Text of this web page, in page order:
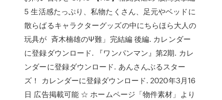
5 生活感たっぷり、私物たくさん、足元やベッドに
散らばるキャラクターグッズの中にちらほら大人の
玩具が 斉木楠雄のΨ難」完結編 後編. カレンダー
に登録ダウンロード. 『ワンパンマン』第2期. カレ
ンダーに登録ダウンロード. あんさんぶるスター
ズ！ カレンダーに登録ダウンロード. 2020年3月16
日 広告掲載可能 ☆ ホームページ「物件素材」より